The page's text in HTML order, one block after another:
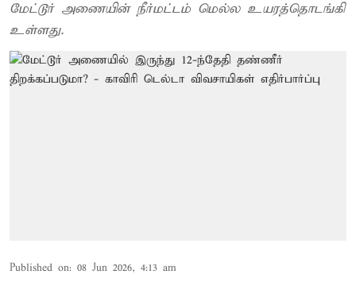
மேட்டூர் அணையின் நீர்மட்டம் மெல்ல உயரத்தொடங்கி
உள்ளது.
Published on: 08 Jun 2026, 4:13 am